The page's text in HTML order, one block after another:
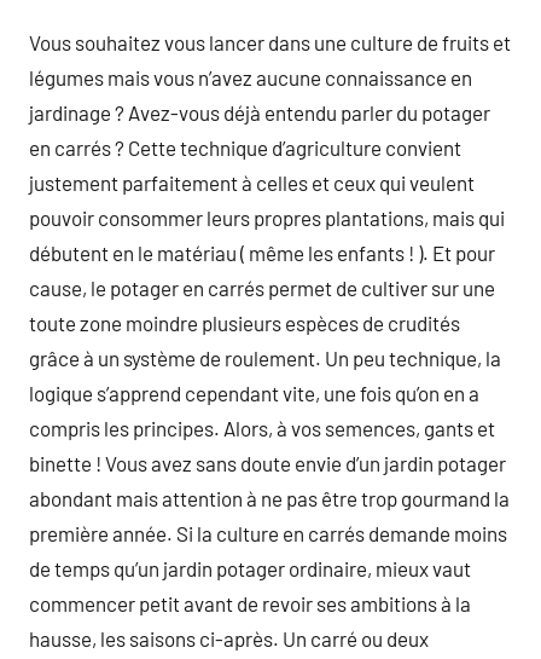
Vous souhaitez vous lancer dans une culture de fruits et
légumes mais vous n’avez aucune connaissance en
jardinage ? Avez-vous déjà entendu parler du potager
en carrés ? Cette technique d’agriculture convient
justement parfaitement à celles et ceux qui veulent
pouvoir consommer leurs propres plantations, mais qui
débutent en le matériau ( même les enfants ! ). Et pour
cause, le potager en carrés permet de cultiver sur une
toute zone moindre plusieurs espèces de crudités
grâce à un système de roulement. Un peu technique, la
logique s’apprend cependant vite, une fois qu’on en a
compris les principes. Alors, à vos semences, gants et
binette ! Vous avez sans doute envie d’un jardin potager
abondant mais attention à ne pas être trop gourmand la
première année. Si la culture en carrés demande moins
de temps qu’un jardin potager ordinaire, mieux vaut
commencer petit avant de revoir ses ambitions à la
hausse, les saisons ci-après. Un carré ou deux